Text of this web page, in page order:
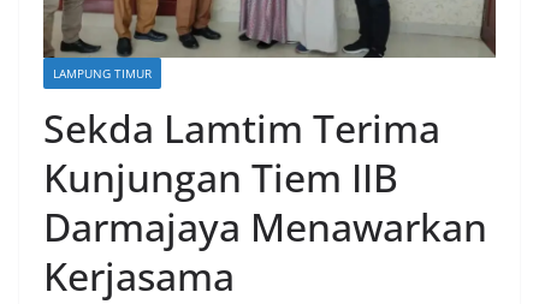
LAMPUNG TIMUR
Sekda Lamtim Terima
Kunjungan Tiem IIB
Darmajaya Menawarkan
Kerjasama